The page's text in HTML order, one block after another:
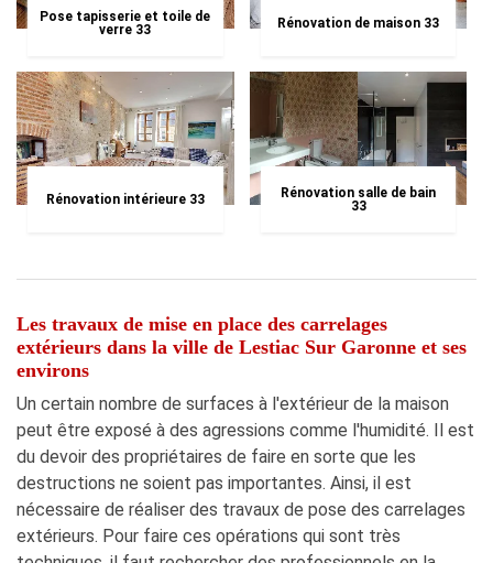
Pose tapisserie et toile de
verre 33
Rénovation de maison 33
Rénovation intérieure 33
Rénovation salle de bain
33
Les travaux de mise en place des carrelages
extérieurs dans la ville de Lestiac Sur Garonne et ses
environs
Un certain nombre de surfaces à l'extérieur de la maison
peut être exposé à des agressions comme l'humidité. Il est
du devoir des propriétaires de faire en sorte que les
destructions ne soient pas importantes. Ainsi, il est
nécessaire de réaliser des travaux de pose des carrelages
extérieurs. Pour faire ces opérations qui sont très